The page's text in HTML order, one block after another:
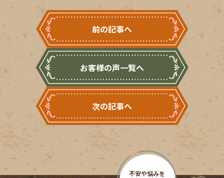
前の記事へ
お客様の声一覧へ
次の記事へ